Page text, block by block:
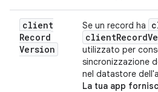
client
Record
Version
Se un record ha
clientRecord
utilizzato per
sincronizzazione
nel datastore
La tua app